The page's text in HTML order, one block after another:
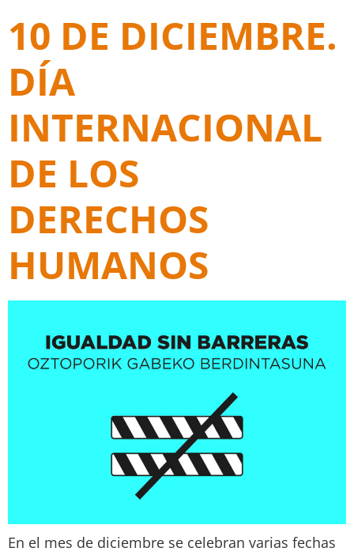
10 DE DICIEMBRE.
DÍA
INTERNACIONAL
DE LOS
DERECHOS
HUMANOS
En el mes de diciembre se celebran varias fechas